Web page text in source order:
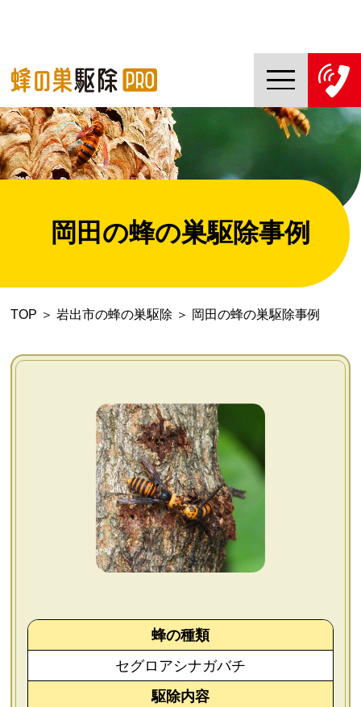
TOP
蜂の巣駆除PROについて
蜂の巣駆除ご依頼の流れ
対応エリア一覧
会社概要
お問い合わせ
個人情報保護方針
岡田の蜂の巣駆除事例
TOP ＞ 岩出市の蜂の巣駆除 ＞ 岡田の蜂の巣駆除事例
蜂の種類
セグロアシナガバチ
駆除内容